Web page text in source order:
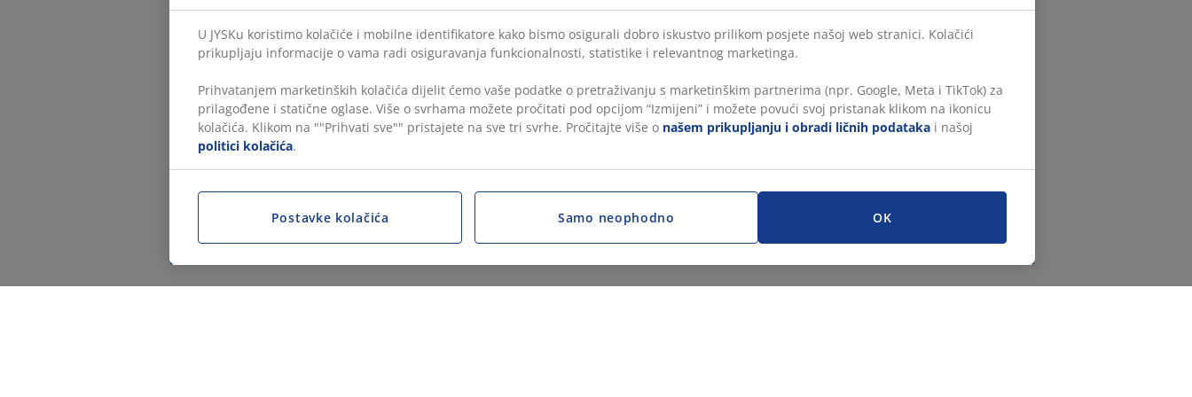
U JYSKu koristimo kolačiće i mobilne identifikatore kako bismo osigurali dobro iskustvo prilikom posjete našoj web stranici. Kolačići
prikupljaju informacije o vama radi osiguravanja funkcionalnosti, statistike i relevantnog marketinga.
Prihvatanjem marketinških kolačića dijelit ćemo vaše podatke o pretraživanju s marketinškim partnerima (npr. Google, Meta i TikTok) za
prilagođene i statične oglase. Više o svrhama možete pročitati pod opcijom “Izmijeni” i možete povući svoj pristanak klikom na ikonicu
kolačića. Klikom na ""Prihvati sve"" pristajete na sve tri svrhe. Pročitajte više o našem prikupljanju i obradi ličnih podataka i našoj
politici kolačića.
OK
Postavke kolačića Samo neophodno